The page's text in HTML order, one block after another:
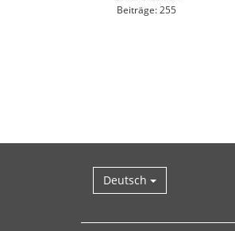
Beiträge: 255
Deutsch